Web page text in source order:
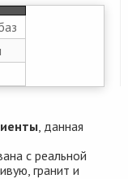
, данная
с реальной
гранит и